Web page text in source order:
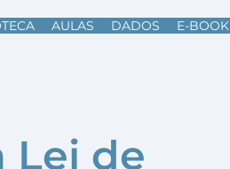
AULAS DADOS E-BOOK
Lei de